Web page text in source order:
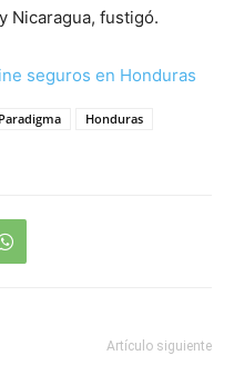
Nicaragua, fustigó.
seguros en Honduras
Honduras
Artículo siguiente